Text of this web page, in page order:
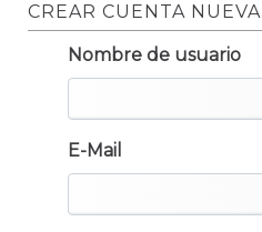
CREAR CUENTA NUEVA
Nombre de usuario
E-Mail